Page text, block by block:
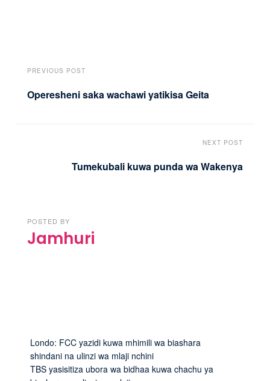
PREVIOUS POST
Operesheni saka wachawi yatikisa Geita
NEXT POST
Tumekubali kuwa punda wa Wakenya
POSTED BY
Jamhuri
Londo: FCC yazidi kuwa mhimili wa biashara
shindani na ulinzi wa mlaji nchini
TBS yasisitiza ubora wa bidhaa kuwa chachu ya